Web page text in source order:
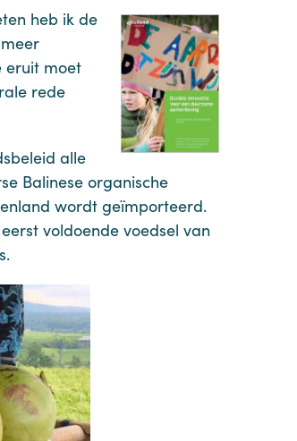
heb ik de
eruit moet
rede
alle
Balinese organische
wordt geïmporteerd.
voldoende voedsel van